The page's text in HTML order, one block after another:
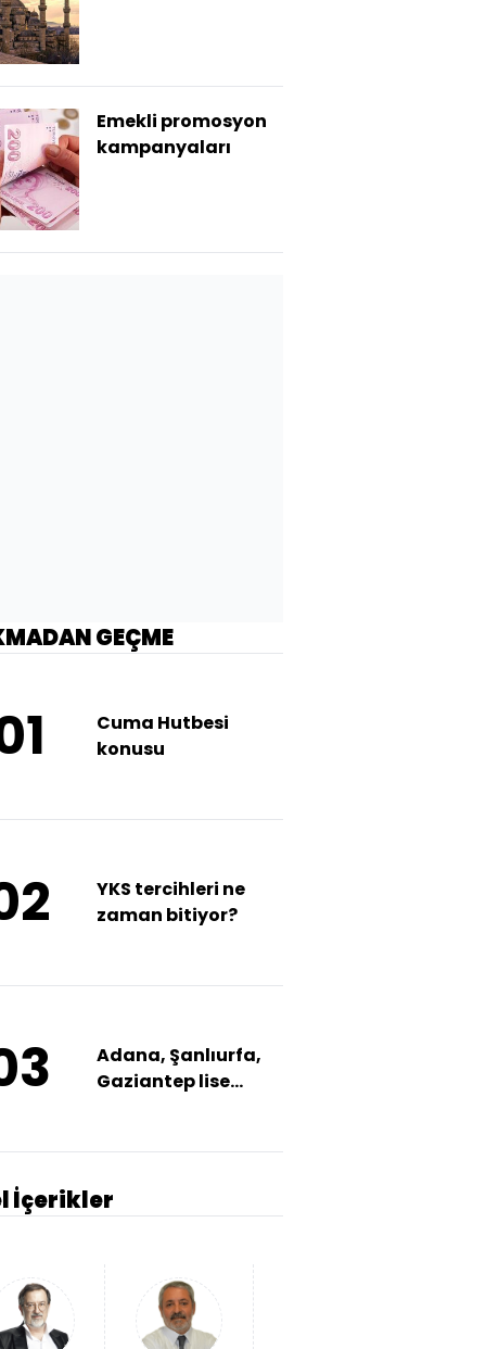
İçerikler
Emekli promosyon
kampanyaları
GEÇME
Cuma Hutbesi
konusu
YKS tercihleri ne
zaman bitiyor?
Adana, Şanlıurfa,
Gaziantep lise